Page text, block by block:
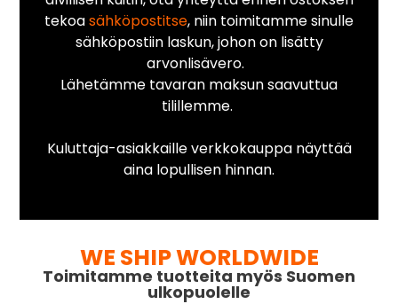
tekoasähköpostitse, niin toimitamme sinulle
sähköpostiin laskun, johon on lisätty
arvonlisävero.
Lähetämme tavaran maksun saavuttua
tilillemme.
Kuluttaja-asiakkaille verkkokauppa näyttää
aina lopullisen hinnan.
WE SHIP WORLDWIDE
Toimitamme tuotteita myös Suomen
ulkopuolelle